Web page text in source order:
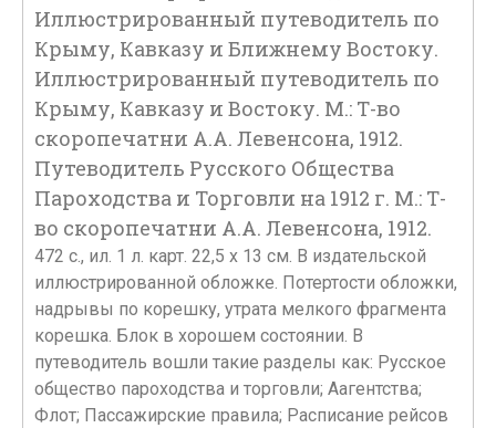
Иллюстрированный путеводитель по
Крыму, Кавказу и Ближнему Востоку.
Иллюстрированный путеводитель по
Крыму, Кавказу и Востоку. М.: Т-во
скоропечатни А.А. Левенсона, 1912.
Путеводитель Русского Общества
Пароходства и Торговли на 1912 г. М.: Т-
во скоропечатни А.А. Левенсона, 1912.
472 с., ил. 1 л. карт. 22,5 х 13 см. В издательской
иллюстрированной обложке. Потертости обложки,
надрывы по корешку, утрата мелкого фрагмента
корешка. Блок в хорошем состоянии. В
путеводитель вошли такие разделы как: Русское
общество пароходства и торговли; Aагентства;
Флот; Пассажирские правила; Расписание рейсов